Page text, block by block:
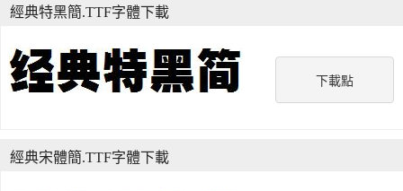
下載點
經典特黑簡.TTF字體下載
經典宋體簡.TTF字體下載